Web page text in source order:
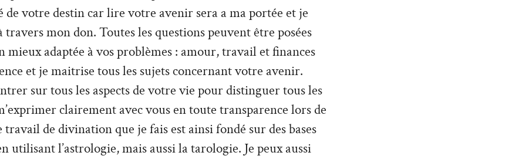
de votre destin car lire votre avenir sera a ma portée et je
mon don. Toutes les questions peuvent être posées
adaptée à vos problèmes : amour, travail et finances
et je maitrise tous les sujets concernant votre avenir.
sur tous les aspects de votre vie pour distinguer tous les
clairement avec vous en toute transparence lors de
de divination que je fais est ainsi fondé sur des bases
utilisant l’astrologie, mais aussi la tarologie. Je peux aussi